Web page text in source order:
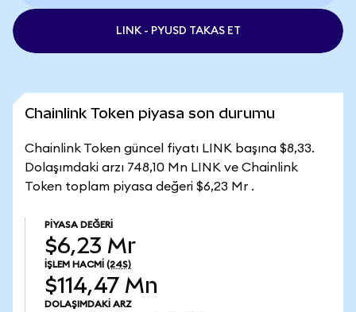
LINK - PYUSD TAKAS ET
Chainlink Token piyasa son durumu
Chainlink Token güncel fiyatı LINK başına $8,33.
Dolaşımdaki arzı 748,10 Mn LINK ve Chainlink
Token toplam piyasa değeri $6,23 Mr .
PIYASA DEĞERI
$6,23 Mr
İŞLEM HACMI (24S)
$114,47 Mn
DOLAŞIMDAKI ARZ